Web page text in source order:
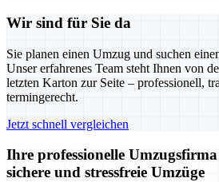
Wir sind für Sie da
Sie planen einen Umzug und suchen
Unser erfahrenes Team steht Ihnen von
letzten Karton zur Seite – professionell,
termingerecht.
Jetzt schnell vergleichen
Ihre professionelle
sichere und stressfreie Umzüge